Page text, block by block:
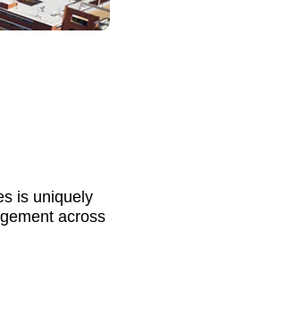
is uniquely
across